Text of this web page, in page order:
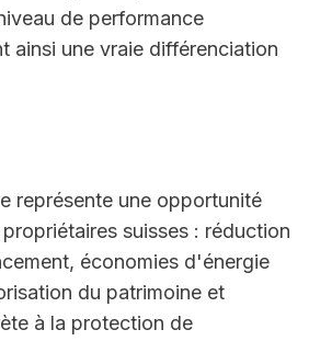
de performance
ainsi une vraie différenciation
représente une opportunité
suisses : réduction
économies d'énergie
du patrimoine et
à la protection de